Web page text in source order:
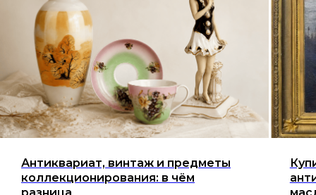
Антиквариат, винтаж и предметы
коллекционирования: в чём
разница